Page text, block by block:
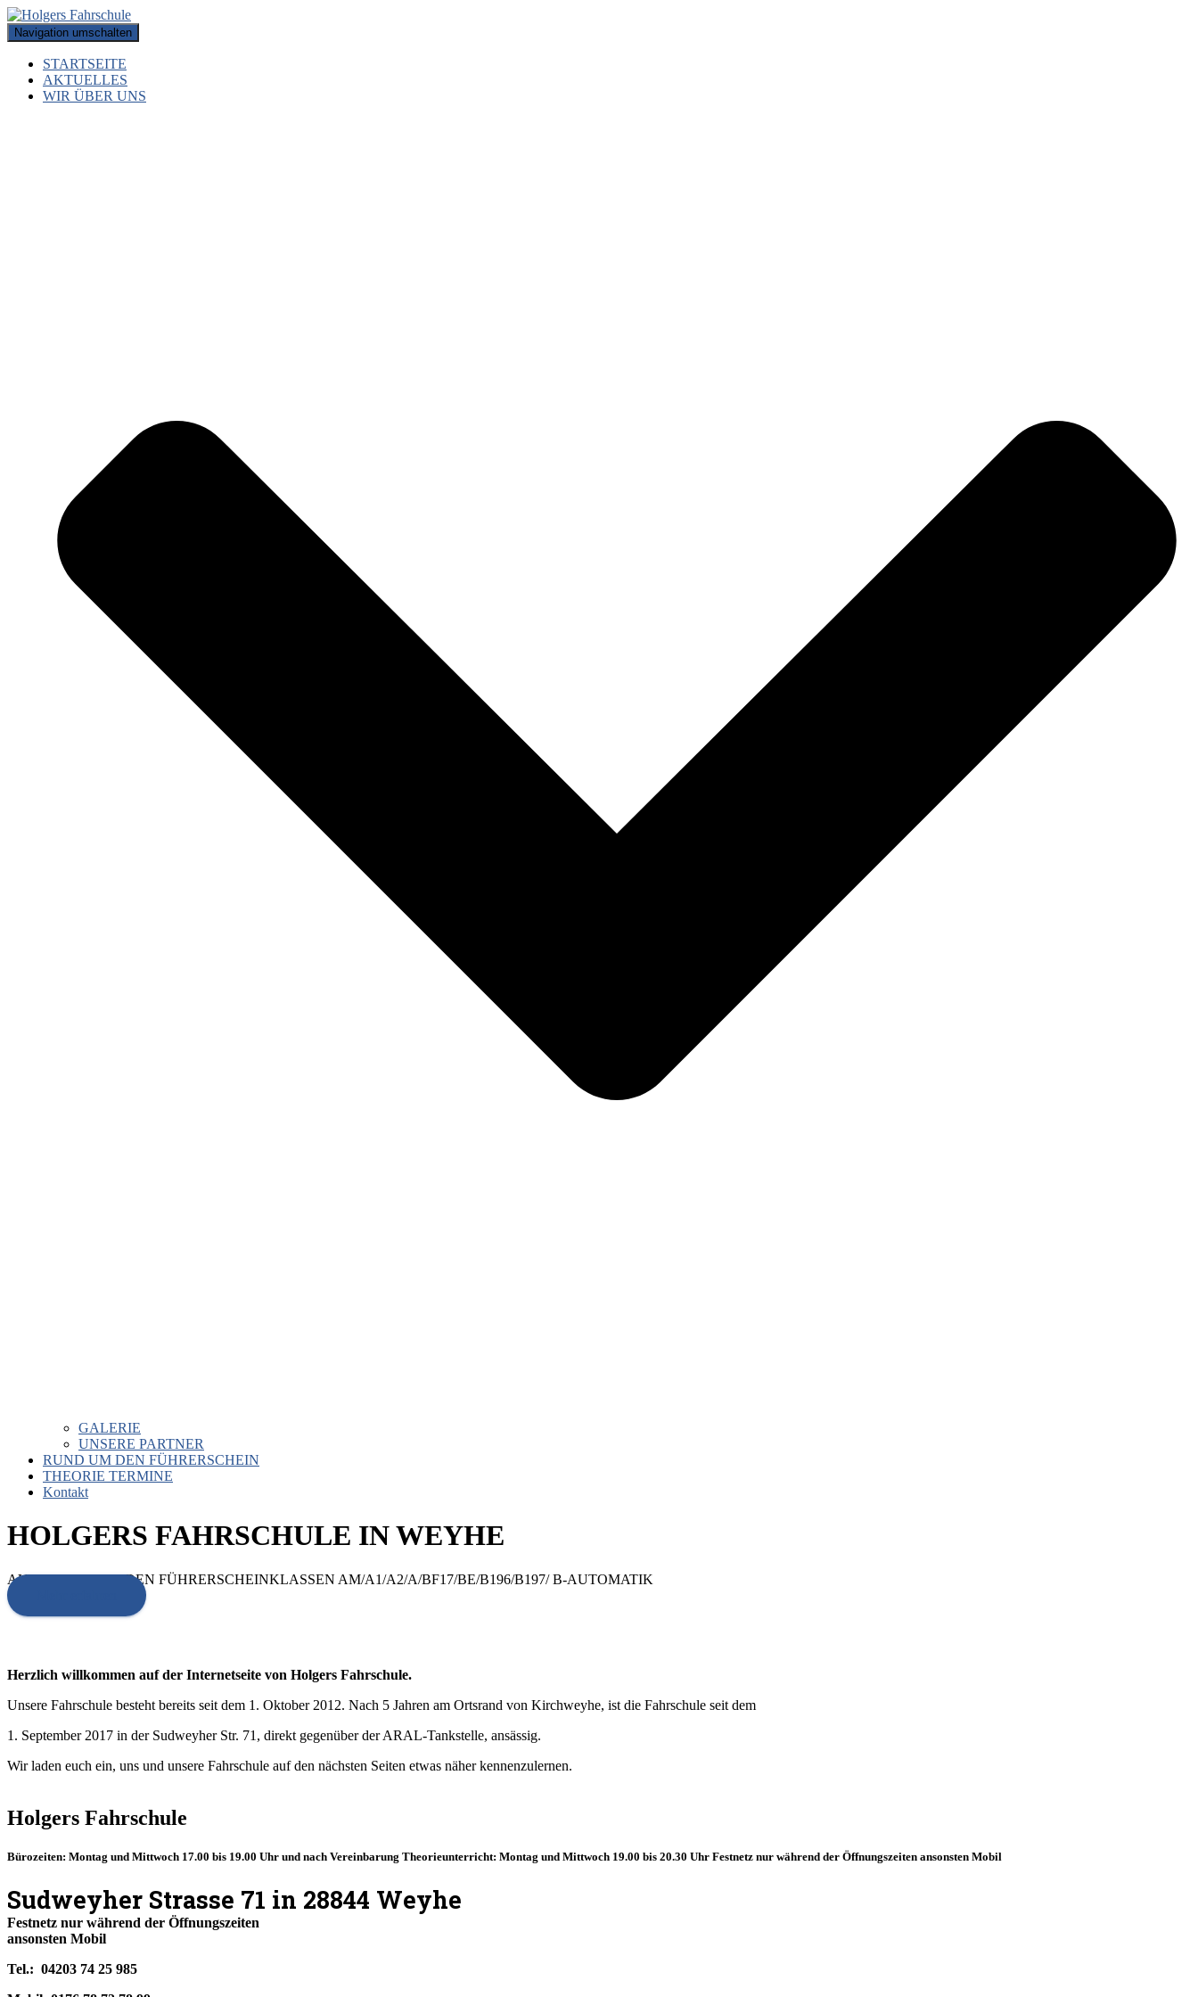
Navigation umschalten
STARTSEITE
AKTUELLES
WIR ÜBER UNS
GALERIE
UNSERE PARTNER
RUND UM DEN FÜHRERSCHEIN
THEORIE TERMINE
Kontakt
HOLGERS FAHRSCHULE IN WEYHE
AUSBILDUNG IN DEN FÜHRERSCHEINKLASSEN AM/A1/A2/A/BF17/BE/B196/B197/ B-AUTOMATIK
Herzlich willkommen auf der Internetseite von Holgers Fahrschule.
Unsere Fahrschule besteht bereits seit dem 1. Oktober 2012. Nach 5 Jahren am Ortsrand von Kirchweyhe, ist die Fahrschule seit dem
1. September 2017 in der Sudweyher Str. 71, direkt gegenüber der ARAL-Tankstelle, ansässig.
Wir laden euch ein, uns und unsere Fahrschule auf den nächsten Seiten etwas näher kennenzulernen.
Holgers Fahrschule
Bürozeiten: Montag und Mittwoch 17.00 bis 19.00 Uhr und nach Vereinbarung Theorieunterricht: Montag und Mittwoch 19.00 bis 20.30 Uhr Festnetz nur während der Öffnungszeiten ansonsten Mobil
Sudweyher Strasse 71 in 28844 Weyhe
Festnetz nur während der Öffnungszeiten
ansonsten Mobil
Tel.: 04203 74 25 985